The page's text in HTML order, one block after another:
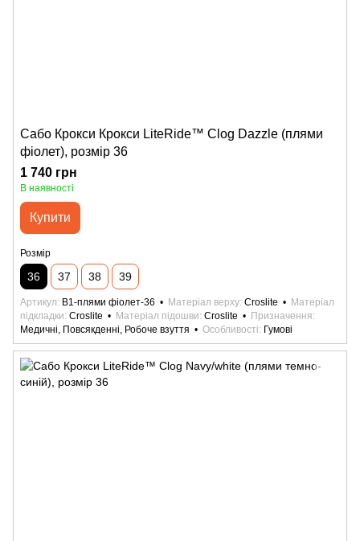
Сабо Крокси Крокси LiteRide™ Clog Dazzle (плями
фіолет), розмір 36
1 740 грн
В наявності
Купити
Розмір
36 37 38 39
Артикул B1-плями фіолет-36 Матеріал верху Croslite
Матеріал
підкладки Croslite Матеріал підошви Croslite
Призначення
Медичні, Повсякденні, Робоче взуття
Особливості Гумові